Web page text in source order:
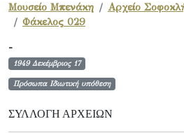
Μουσείο Μπενάκη
Αρχείο
Φάκελος 029
-
1949 Δεκέμβριος 17
Πρόσωπα Ιδιωτική υπόθεση
ΣΥΛΛΟΓΉ ΑΡΧΕΊΩΝ